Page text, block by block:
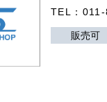
TEL：
販売可